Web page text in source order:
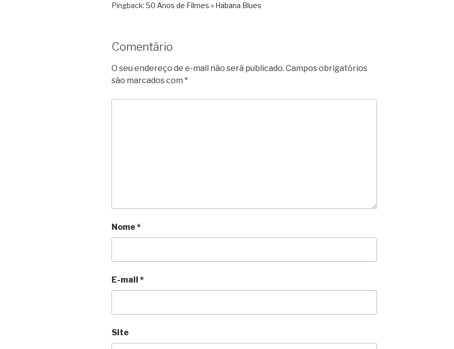
Pingback: 50 Anos de Filmes » Habana Blues
Comentário
O seu endereço de e-mail não será publicado. Campos obrigatórios
são marcados com *
Nome*
E-mail *
Site